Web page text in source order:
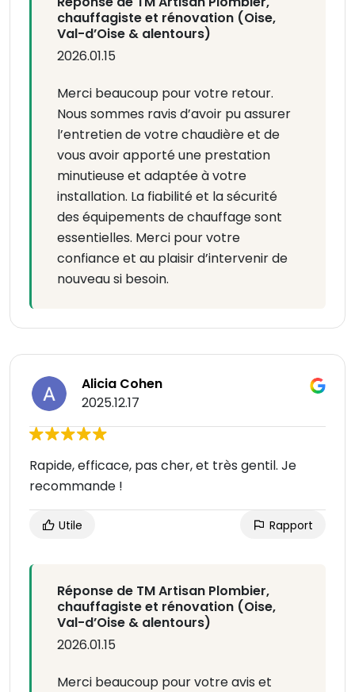
chauffagiste et rénovation (Oise,
Val-d’Oise & alentours)
2026.01.15
Merci beaucoup pour votre retour.
Nous sommes ravis d’avoir pu assurer
l’entretien de votre chaudière et de
vous avoir apporté une prestation
minutieuse et adaptée à votre
installation. La fiabilité et la sécurité
des équipements de chauffage sont
essentielles. Merci pour votre
confiance et au plaisir d’intervenir de
nouveau si besoin.
Alicia Cohen
2025.12.17
Rapide, efficace, pas cher, et très gentil. Je
recommande !
Utile Rapport
Réponse de TM Artisan Plombier,
chauffagiste et rénovation (Oise,
Val-d’Oise & alentours)
2026.01.15
Merci beaucoup pour votre avis et